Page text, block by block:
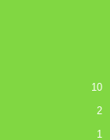
10
2
1